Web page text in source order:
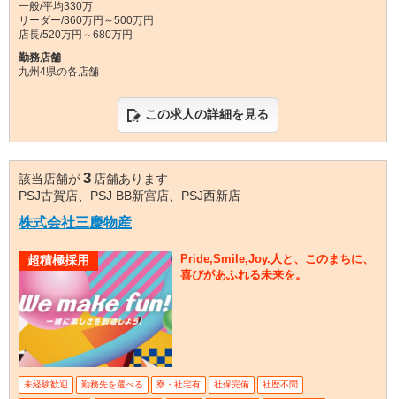
一般/平均330万
リーダー/360万円～500万円
店長/520万円～680万円
勤務店舗
九州4県の各店舗
この求人の詳細を見る
該当店舗が3 店舗あります
PSJ古賀店、PSJ BB新宮店、PSJ西新店
株式会社三慶物産
超積極採用
Pride,Smile,Joy.人と、このまちに、
喜びがあふれる未来を。
未経験歓迎 勤務先を選べる 寮・社宅有 社保完備 社歴不問